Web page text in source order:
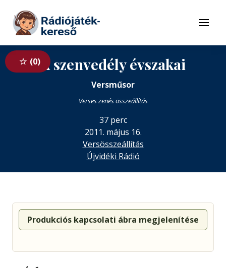
Tovább a tartalomhoz
Menü
0 A szenvedély évszakai
Versműsor
Verses zenés összeállítás
37 perc
2011. május 16.
Versösszeállítás
Újvidéki Rádió
Produkciós kapcsolati ábra megjelenítése